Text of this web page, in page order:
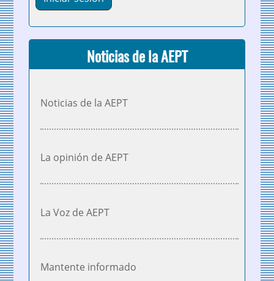
Noticias de la AEPT
Noticias de la AEPT
La opinión de AEPT
La Voz de AEPT
Mantente informado